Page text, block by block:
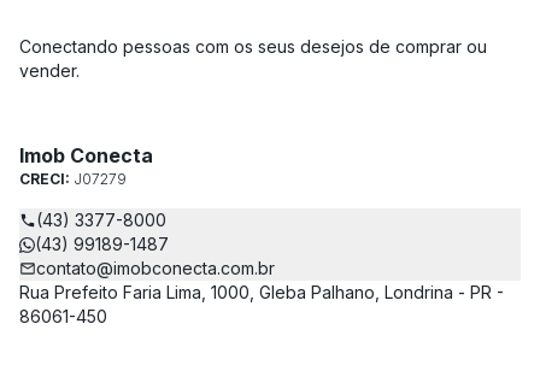
Conectando pessoas com os seus desejos de comprar ou
vender.
Imob Conecta
CRECI: J07279
(43) 3377-8000
(43) 99189-1487
contato@imobconecta.com.br
Rua Prefeito Faria Lima, 1000, Gleba Palhano, Londrina - PR -
86061-450